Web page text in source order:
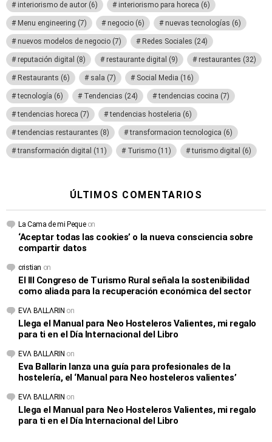
interiorismo de autor (6) interiorismo para horeca (6)
Menu engineering (7) negocio (6) nuevas tecnologías (6)
nuevos modelos de negocio (7) Redes Sociales (24)
reputación digital (8) restaurante digital (9) restaurantes (32)
Restaurants (6) sala (7) Social Media (16)
tecnología (6) Tendencias (24) tendencias cocina (7)
tendencias horeca (7) tendencias hosteleria (6)
tendencias restaurantes (8) transformacion tecnologica (6)
transformación digital (11) Turismo (11) turismo digital (6)
ÚLTIMOS COMENTARIOS
La Cama de mi Pequeon
‘Aceptar todas las cookies’ o la nueva consciencia sobre
compartir datos
cristian on
El III Congreso de Turismo Rural señala la sostenibilidad
como aliada para la recuperación económica del sector
EVΛ BΛLLΛRIN on
Llega el Manual para Neo Hosteleros Valientes, mi regalo
para ti en el Día Internacional del Libro
EVΛ BΛLLΛRIN on
Eva Ballarin lanza una guía para profesionales de la
hostelería, el ‘Manual para Neo hosteleros valientes’
EVΛ BΛLLΛRIN on
Llega el Manual para Neo Hosteleros Valientes, mi regalo
para ti en el Día Internacional del Libro